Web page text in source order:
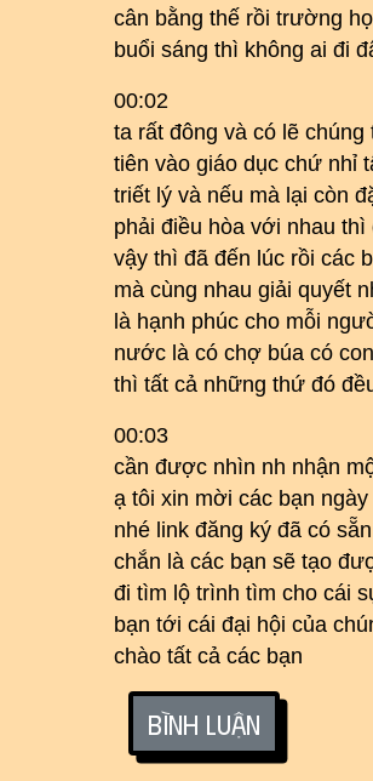
cân bằng thế rồi trường
buổi sáng thì không ai đi
00:02
ta rất đông và có lẽ
tiên vào giáo dục chứ nhỉ
triết lý và nếu mà lại còn
phải điều hòa với nhau
vậy thì đã đến lúc rồi các
mà cùng nhau giải quyết
là hạnh phúc cho mỗi
nước là có chợ búa có
thì tất cả những thứ đó
00:03
cần được nhìn nh nhận
ạ tôi xin mời các bạn
nhé link đăng ký đã có
chắn là các bạn sẽ tạo
đi tìm lộ trình tìm cho cái
bạn tới cái đại hội của
chào tất cả các bạn
Bình luận